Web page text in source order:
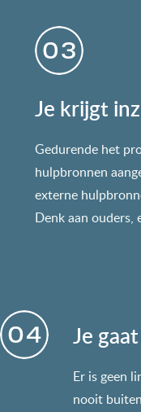
Je krijgt
Gedurende het
hulpbronnen
externe
Denk aan ouders,
Je
Er is geen
nooit